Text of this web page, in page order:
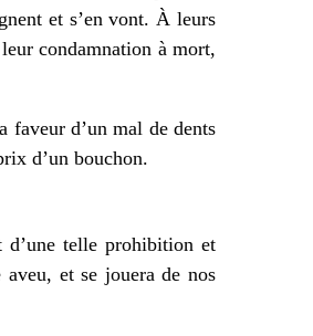
et s’en vont. À leurs
condamnation à mort,
faveur d’un mal de dents
d’un bouchon.
d’une telle prohibition et
et se jouera de nos